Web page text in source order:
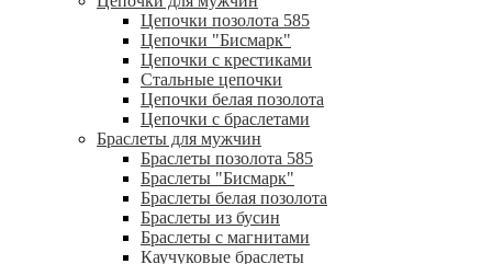
Цепочки позолота 585
Цепочки "Бисмарк"
Цепочки с крестиками
Стальные цепочки
Цепочки белая позолота
Цепочки с браслетами
Браслеты для мужчин
Браслеты позолота 585
Браслеты "Бисмарк"
Браслеты белая позолота
Браслеты из бусин
Браслеты с магнитами
Каучуковые браслеты